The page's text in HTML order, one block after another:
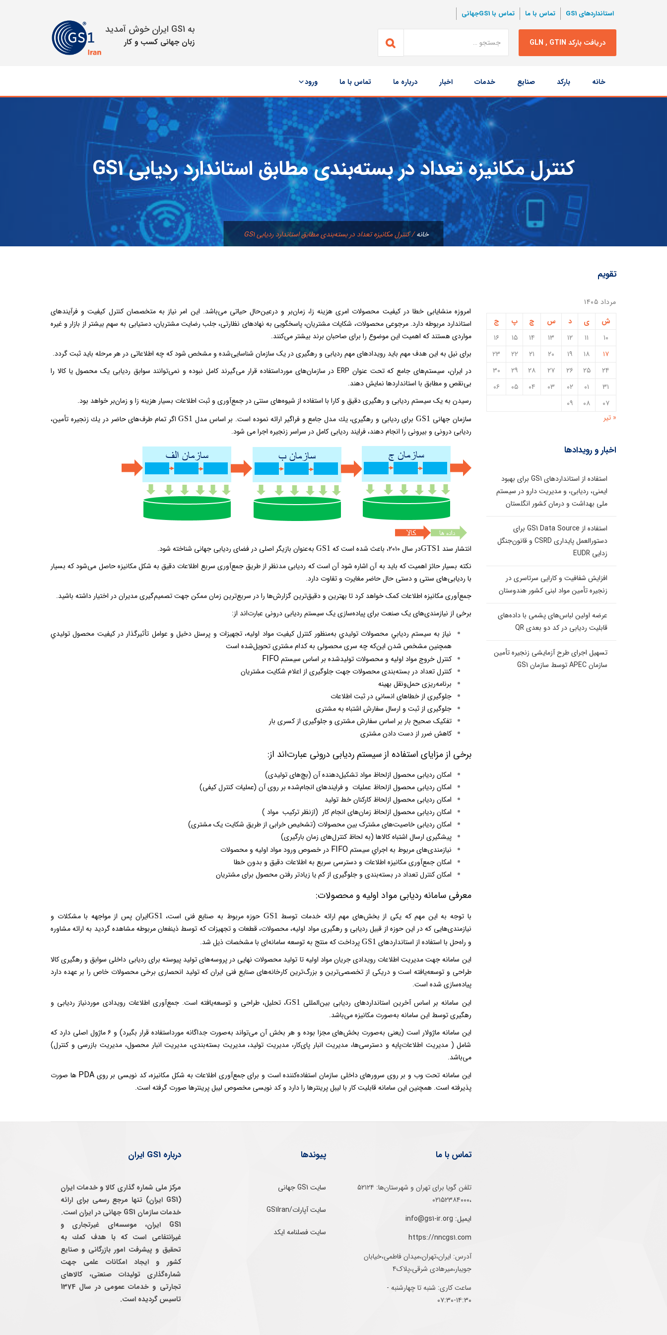
به GS1 ایران خوش آمدید
زبان جهانی كسب و كار
استانداردهای GS1 تماس با ما تماس با GS1جهانی
دریافت بارکد GLN , GTIN
نتبجه
جستجو
محتوا
خانه بارکد صنایع خدمات اخبار درباره ما تماس با ما ورود
کنترل مکانیزه تعداد در بسته‌بندی مطابق استاندارد ردیابی GS1
خانه/کنترل مکانیزه تعداد در بسته‌بندی مطابق استاندارد ردیابی GS1
امروزه منشایابی خطا در کیفیت محصولات امری هزینه زا، زمان‌بر و درعین‌حال حیاتی می‌باشد. این امر نیاز به متخصصان کنترل کیفیت و فرآیندهای
استاندارد مربوطه دارد. مرجوعی محصولات، شکایات مشتریان، پاسخگویی به نهادهای نظارتی، جلب رضایت مشتریان، دستیابی به سهم بیشتر از بازار و غیره
مواردی هستند که اهمیت این موضوع را برای صاحبان برند بیشتر می‌کنند.
برای نیل به این هدف مهم باید رویدادهای مهم ردیابی و رهگیری در یک سازمان شناسایی‌شده و مشخص شود که چه اطلاعاتی در هر مرحله باید ثبت گردد.
در ایران، سیستم‌های جامع که تحت عنوان ERP در سازمان‌های مورداستفاده قرار می‌گیرند کامل نبوده و نمی‌توانند سوابق ردیابی یک محصول یا کالا را
بی‌نقص و مطابق با استانداردها نمایش دهند.
رسیدن به یک سیستم ردیابی و رهگیری دقیق و کارا با استفاده از شیوه‌های سنتی در جمع‌آوری و ثبت اطلاعات بسیار هزینه زا و زمان‌بر خواهد بود.
سازمان جهانی GS1برای رديابی و رهگيری، يك مدل جامع و فراگير ارائه نموده است. بر اساس مدل GS1اگر تمام طرف‌های حاضر در يك زنجيره تأمین،
رديابی درونی و بيرونی را انجام دهند، فرايند رديابی كامل در سراسر زنجيره اجرا می شود.
انتشار سند GTS1در سال ۲۰۱۰، باعث شده است که GS1 به‌عنوان بازیگر اصلی در فضای ردیابی جهانی شناخته شود.
نکته بسیار حائز اهمیت که باید به آن اشاره شود آن است که ردیابی مدنظر از طریق جمع‌آوری سریع اطلاعات دقیق به شکل مکانیزه حاصل می‌شود که بسیار
با ردیابی‌های سنتی و دستی حال حاضر مغایرت و تفاوت دارد.
جمع‌آوری مکانیزه اطلاعات کمک خواهد کرد تا بهترین و دقیق‌ترین گزارش‌ها را در سریع‌ترین زمان ممکن جهت تصمیم‌گیری مدیران در اختیار داشته باشید.
برخی از نیازمندی‌های یک صنعت برای پیاده‌سازی یک سیستم ردیابی درونی عبارت‌اند از:
نياز به سيستم رديابي محصولات توليدي به‌منظور كنترل كيفيت مواد اوليه، تجهيزات و پرسنل دخيل و عوامل تأثیرگذار در كيفيت محصول توليدي
همچنین مشخص شدن این‌که چه سری محصولی به کدام مشتری تحویل‌شده است
كنترل خروج مواد اوليه و محصولات تولیدشده بر اساس سيستمFIFO
کنترل تعداد در بسته‌بندی محصولات جهت جلوگیری از اعلام شکایت مشتریان
برنامه‌ریزی حمل‌ونقل بهینه
جلوگیری از خطاهای انسانی در ثبت اطلاعات
جلوگیری از ثبت و ارسال سفارش اشتباه به مشتری
تفکیک صحیح بار بر اساس سفارش مشتری و جلوگیری از کسری بار
کاهش ضرر از دست دادن مشتری
برخی از مزایای استفاده از سیستم ردیابی درونی عبارت‌اند از:
امکان ردیابی محصول ازلحاظ مواد تشکیل‌دهنده آن (بچ‌های تولیدی)
امکان ردیابی محصول ازلحاظ عملیات و فرایندهای انجام‌شده بر روی آن (عملیات کنترل کیفی)
امکان ردیابی محصول ازلحاظ کارکنان خط تولید
امکان ردیابی محصول ازلحاظ زمان‌های انجام کار (ازنظر ترکيب مواد )
امکان ردیابی خاصیت‌های مشترک بین محصولات (تشخیص خرابی از طریق شکایت یک مشتری)
پیشگیری ارسال اشتباه کالاها (به لحاظ کنترل‌های زمان بارگیری)
نیازمندی‌های مربوط به اجراي سيستمFIFO در خصوص ورود مواد اوليه و محصولات
امکان جمع‌آوری مکانیزه اطلاعات و دسترسی سریع به اطلاعات دقیق و بدون خطا
امکان کنترل تعداد در بسته‌بندی و جلوگیری از کم یا زیادتر رفتن محصول برای مشتریان
معرفی سامانه ردیابی مواد اولیه و محصولات:
با توجه به این مهم که یکی از بخش‌های مهم ارائه خدمات توسط GS1 حوزه مربوط به صنایع فنی است، GS1ایران پس از مواجهه با مشکلات و
نیازمندی‌هایی که در این حوزه از قبیل ردیابی و رهگیری مواد اولیه، محصولات، قطعات و تجهیزات که توسط ذینفعان مربوطه مشاهده گردید به ارائه مشاوره
و راه‌حل با استفاده از استانداردهای GS1 پرداخت که منتج به توسعه سامانه‌ای با مشخصات ذیل شد.
این سامانه جهت مدیریت اطلاعات رویدادی جریان مواد اولیه تا تولید محصولات نهایی در پروسه‌های تولید پیوسته برای ردیابی داخلی سوابق و رهگیری کالا
طراحی و توسعه‌یافته است و دریکی از تخصصی‌ترین و بزرگ‌ترین کارخانه‌های صنایع فنی ایران که تولید انحصاری برخی محصولات خاص را بر عهده دارد
پیاده‌سازی شده است.
این سامانه بر اساس آخرین استانداردهای ردیابی بین‌المللی GS1، تحلیل، طراحی و توسعه‌یافته است. جمع‌آوری اطلاعات رویدادی موردنیاز ردیابی و
رهگیری توسط این سامانه به‌صورت مکانیزه می‌باشد.
این سامانه ماژولار است (یعنی به‌صورت بخش‌های مجزا بوده و هر بخش آن می‌تواند به‌صورت جداگانه مورداستفاده قرار بگیرد) و ۶ ماژول اصلی دارد که
شامل ( مدیریت اطلاعات‌پایه و دسترسی‌ها، مدیریت انبار پای‌کار، مدیریت تولید، مدیریت بسته‌بندی، مدیریت انبار محصول، مدیریت بازرسی و کنترل)
می‌باشد.
این سامانه تحت وب و بر روی سرورهای داخلی سازمان استفاده‌کننده است و برای جمع‌آوری اطلاعات به شکل مکانیزه، کد نویسی بر روی PDA ها صورت
پذیرفته است. همچنین این سامانه قابلیت کار با لیبل پرینترها را دارد و کد نویسی مخصوص لیبل پرینترها صورت گرفته است.
تقویم
مرداد ۱۴۰۵
ش
ی د س چ پ
ج
۱۰
۱۱ ۱۲ ۱۳ ۱۴ ۱۵
۱۶
۱۷
۱۸ ۱۹ ۲۰ ۲۱ ۲۲
۲۳
۲۴
۲۵ ۲۶ ۲۷ ۲۸ ۲۹
۳۰
۳۱
۰۱ ۰۲ ۰۳ ۰۴ ۰۵
۰۶
۰۷
۰۸
۰۹
« تیر
اخبار و رویدادها
استفاده از استانداردهای GS1 برای بهبود
ایمنی، ردیابی، و مدیریت دارو در سیستم
ملی بهداشت و درمان کشور انگلستان
استفاده از GS1 Data Source برای
دستورالعمل پایداری CSRD و قانون‌جنگل
زدایی EUDR
افزایش شفافیت و کارایی سرتاسری در
زنجیره تأمین مواد لبنی کشور هندوستان
عرضه اولین لباس‌های پشمی با داده‌های
قابلیت ردیابی در کد دو بعدی QR
تسهیل اجرای طرح آزمایشی زنجیره تأمین
سازمان APEC توسط سازمان GS1
درباره GS1 ایران
مرکز ملی شماره گذاری کالا و خدمات ایران
(GS1 ایران) تنها مرجع رسمی برای ارائه
خدمات سازمان GS1 جهانی در ایران است.
GS1 ایران، موسسه‌ای غيرتجاری و
غيرانتفاعی است كه با هدف كمك به
تحقيق و پيشرفت امور بازرگانی و صنايع
كشور و ايجاد امكانات علمی جهت
شماره‌گذاری توليدات صنعتی، كالاهای
تجارتی و خدمات عمومی در سال 1374
تاسيس گرديده است.
پیوندها
سایت GS1 جهانی
سایت آپارات/GS1Iran
سایت فصلنامه ایکد
تماس با ما
تلفن‌ گویا برای‌ تهران‌‌ و‌ شهرستان‌ها:‌ ۵۲۱۲۴
،۰۲۱۵۲۳۸۴۰۰۰
ایمیل: info@gs1-ir.org
https://nncgs1.com
آدرس: ایران،تهران،میدان فاطمی،خیابان
جویبار،میرهادی شرقی،پلاک۴
ساعت کاری: شنبه تا چهارشنبه -
۱۴:۳۰-۰۷:۳۰